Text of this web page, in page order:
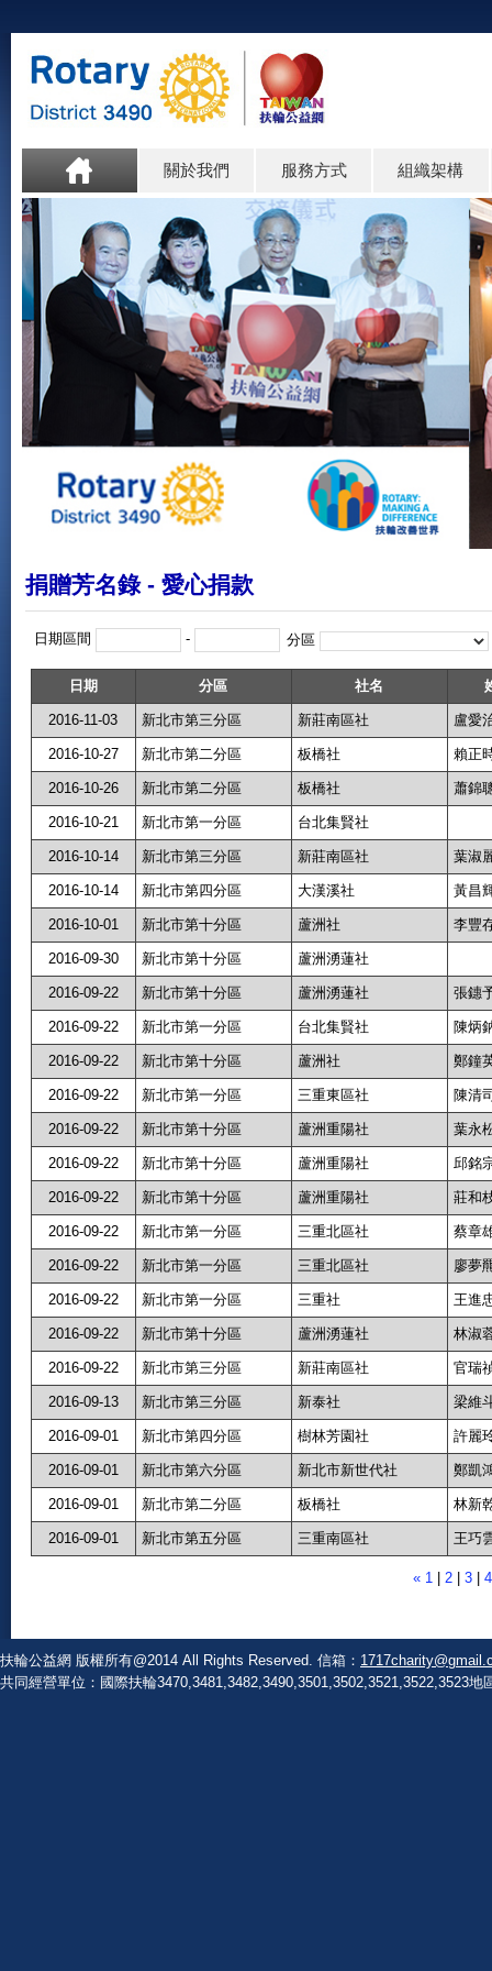
關於我們 服務方式 組織架構
捐贈芳名錄 - 愛心捐款
日期區間 - 分區
日期 分區 社名
2016-11-03 新北市第三分區 新莊南區社 盧愛
2016-10-27 新北市第二分區 板橋社 賴正
2016-10-26 新北市第二分區 板橋社 蕭錦
2016-10-21 新北市第一分區 台北集賢社
2016-10-14 新北市第三分區 新莊南區社 葉淑
2016-10-14 新北市第四分區 大漢溪社 黃昌
2016-10-01 新北市第十分區 蘆洲社 李豐
2016-09-30 新北市第十分區 蘆洲湧蓮社
2016-09-22 新北市第十分區 蘆洲湧蓮社 張鏸
2016-09-22 新北市第一分區 台北集賢社 陳炳
2016-09-22 新北市第十分區 蘆洲社 鄭鐘
2016-09-22 新北市第一分區 三重東區社 陳清
2016-09-22 新北市第十分區 蘆洲重陽社 葉永
2016-09-22 新北市第十分區 蘆洲重陽社 邱銘
2016-09-22 新北市第十分區 蘆洲重陽社 莊和
2016-09-22 新北市第一分區 三重北區社 蔡章
2016-09-22 新北市第一分區 三重北區社 廖夢
2016-09-22 新北市第一分區 三重社 王進
2016-09-22 新北市第十分區 蘆洲湧蓮社 林淑
2016-09-22 新北市第三分區 新莊南區社 官瑞
2016-09-13 新北市第三分區 新泰社 梁維
2016-09-01 新北市第四分區 樹林芳園社 許麗
2016-09-01 新北市第六分區 新北市新世代社 鄭凱
2016-09-01 新北市第二分區 板橋社 林新
2016-09-01 新北市第五分區 三重南區社 王巧
« 1 2 3 4
扶輪公益網 版權所有@2014 All Rights Reserved. 信箱：
共同經營單位：國際扶輪3470,3481,3482,3490,3501,3502,3521,3522,3523地